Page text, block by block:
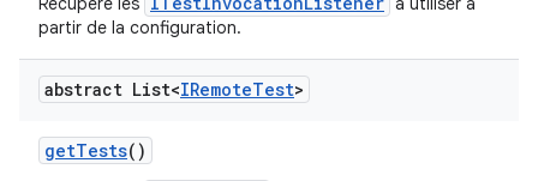
partir de la configuration.
abstract List<IRemoteTest>
getTests()